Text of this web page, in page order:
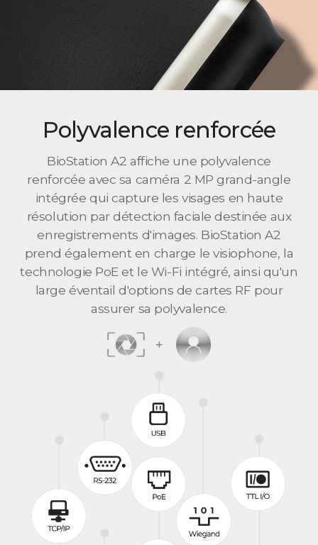
Polyvalence renforcée
BioStation A2 affiche une polyvalence
renforcée avec sa caméra 2 MP grand-angle
intégrée qui capture les visages en haute
résolution par détection faciale destinée aux
enregistrements d'images. BioStation A2
prend également en charge le visiophone, la
technologie PoE et le Wi-Fi intégré, ainsi qu'un
large éventail d'options de cartes RF pour
assurer sa polyvalence.